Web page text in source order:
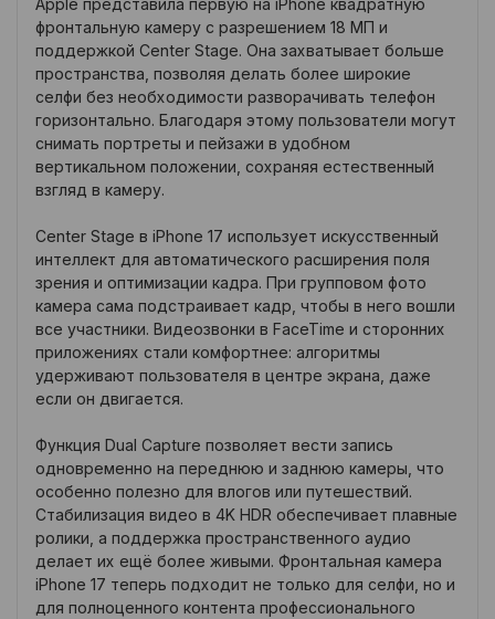
фронтальную камеру с разрешением 18 МП и
поддержкой Center Stage. Она захватывает больше
пространства, позволяя делать более широкие
селфи без необходимости разворачивать телефон
горизонтально. Благодаря этому пользователи могут
снимать портреты и пейзажи в удобном
вертикальном положении, сохраняя естественный
взгляд в камеру.
Center Stage в iPhone 17 использует искусственный
интеллект для автоматического расширения поля
зрения и оптимизации кадра. При групповом фото
камера сама подстраивает кадр, чтобы в него вошли
все участники. Видеозвонки в FaceTime и сторонних
приложениях стали комфортнее: алгоритмы
удерживают пользователя в центре экрана, даже
если он двигается.
Функция Dual Capture позволяет вести запись
одновременно на переднюю и заднюю камеры, что
особенно полезно для влогов или путешествий.
Стабилизация видео в 4K HDR обеспечивает плавные
ролики, а поддержка пространственного аудио
делает их ещё более живыми. Фронтальная камера
iPhone 17 теперь подходит не только для селфи, но и
для полноценного контента профессионального